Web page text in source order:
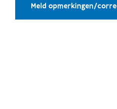
Meld opmerkingen/